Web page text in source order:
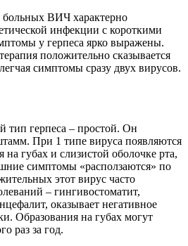
ВИЧ характерно
инфекции с короткими
у герпеса ярко выражены.
положительно сказывается
симптомы сразу двух вирусов.
тип герпеса – простой. Он
При 1 типе вируса появляются
на губах и слизистой оболочке рта,
симптомы «расползаются» по
этот вирус часто
– гингивостоматит,
оказывает негативное
Образования на губах могут
раз за год.